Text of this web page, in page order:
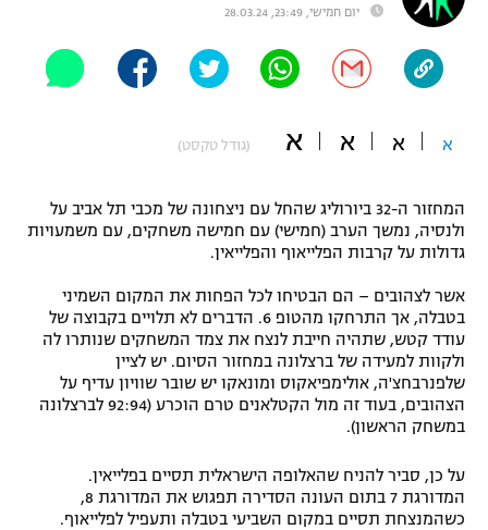
משתתפים וזוכים בפרסים
תקנון עבור פעילות ספורט 1 – "מרלן"
מדיניות פרטיות
תקנון פעילות ספורט 1
הצטרפות לחבילת הערוצים
כדורמים
פוטבול אמריקאי NFL
ספורט אתגרי ואקסטרים
אומנויות לחימה
גיימינג E-Sports
יום חמישי, 23:49, 28.03.24
א א א א (גודל טקסט)
המחזור ה-32 ביורוליג שהחל עם ניצחונה של מכבי תל אביב על
ולנסיה, נמשך הערב (חמישי) עם חמישה משחקים, עם משמעויות
גדולות על קרבות הפלייאוף והפלייאין.
אשר לצהובים – הם הבטיחו לכל הפחות את המקום השמיני
בטבלה, אך התרחקו מהטופ 6. הדברים לא תלויים בקבוצה של
עודד קטש, שתהיה חייבת לנצח את צמד המשחקים שנותרו לה
ולקוות למעידה של ברצלונה במחזור הסיום. יש לציין
שלפנרבחצ'ה, אולימפיאקוס ומונאקו יש שובר שוויון עדיף על
הצהובים, בעוד זה מול הקטלאנים טרם הוכרע (92:94 לברצלונה
במשחק הראשון).
על כן, סביר להניח שהאלופה הישראלית תסיים בפלייאין.
המדורגת 7 בתום העונה הסדירה תפגוש את המדורגת 8,
כשהמנצחת תסיים במקום השביעי בטבלה ותעפיל לפלייאוף.